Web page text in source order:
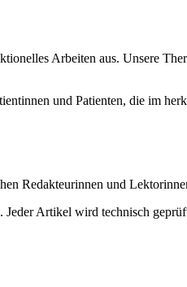
Arbeiten aus. Unsere
und Patienten, die im
Redakteurinnen und
Artikel wird technisch